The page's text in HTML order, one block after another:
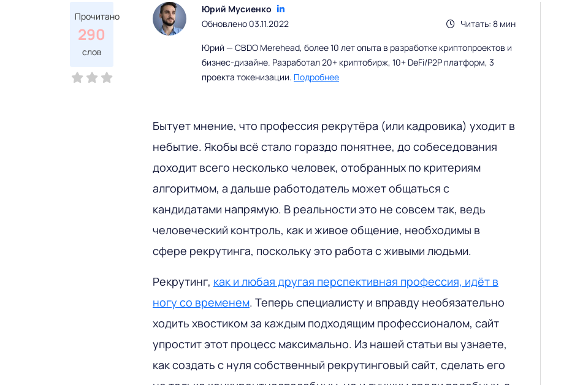
Прочитано
290
слов
Юрий Мусиенко
Читать: 8 мин
Обновлено 03.11.2022
Юрий — CBDO Merehead, более 10 лет опыта в разработке криптопроектов и
бизнес-дизайне. Разработал 20+ криптобирж, 10+ DeFi/P2P платформ, 3
проекта токенизации. Подробнее
Бытует мнение, что профессия рекрутёра (или кадровика) уходит в
небытие. Якобы всё стало гораздо понятнее, до собеседования
доходит всего несколько человек, отобранных по критериям
алгоритмом, а дальше работодатель может общаться с
кандидатами напрямую. В реальности это не совсем так, ведь
человеческий контроль, как и живое общение, необходимы в
сфере рекрутинга, поскольку это работа с живыми людьми.
Рекрутинг, как и любая другая перспективная профессия, идёт в
ногу со временем. Теперь специалисту и вправду необязательно
ходить хвостиком за каждым подходящим профессионалом, сайт
упростит этот процесс максимально. Из нашей статьи вы узнаете,
как создать с нуля собственный рекрутинговый сайт, сделать его